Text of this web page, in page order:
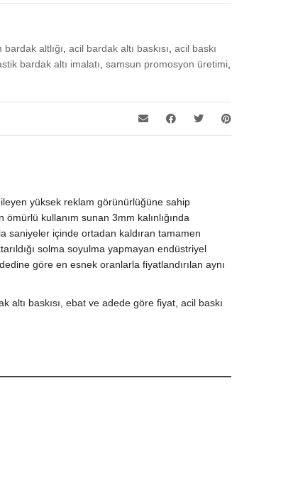
bardak altlığı ,acil bardak altı baskısı ,acil baskı
bardak altı imalatı ,samsun promosyon üretimi
yüksek reklam görünürlüğüne sahip
kullanım sunan 3mm kalınlığında
saniyeler içinde ortadan kaldıran tamamen
solma soyulma yapmayan endüstriyel
göre en esnek oranlarla fiyatlandırılan aynı
altı baskısı, ebat ve adede göre fiyat, acil baskı